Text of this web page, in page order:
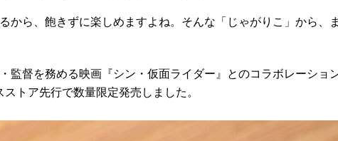
ら、飽きずに楽しめますよね。そんな「じゃがりこ」から、
監督を務める映画『シン・仮面ライダー』とのコラボレーシ
トア先行で数量限定発売しました。